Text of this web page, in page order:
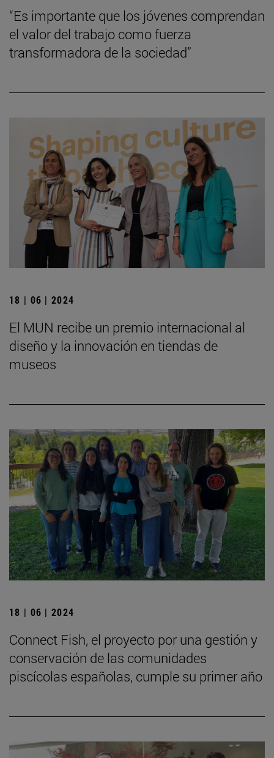
“Es importante que los jóvenes comprendan
el valor del trabajo como fuerza
transformadora de la sociedad”
18 | 06 | 2024
El MUN recibe un premio internacional al
diseño y la innovación en tiendas de
museos
18 | 06 | 2024
Connect Fish, el proyecto por una gestión y
conservación de las comunidades
piscícolas españolas, cumple su primer año